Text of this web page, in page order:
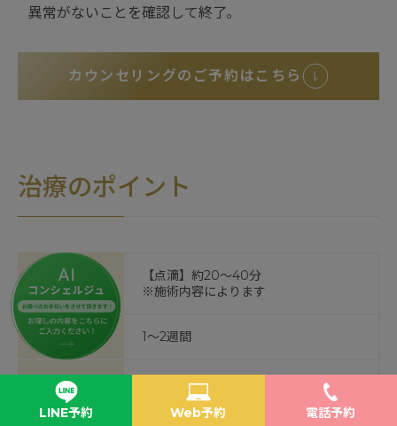
異常がないことを確認して終了｡
カウンセリングのご予約はこちら
治療のポイント
所要時間
【点滴】約20～40分
※施術内容によります
治療間隔 1～2週間
針を刺す/抜く時に多少の痛みが伴いま
まれに血管痛が起こる場合があります｡
LINE予約 Web予約 電話予約